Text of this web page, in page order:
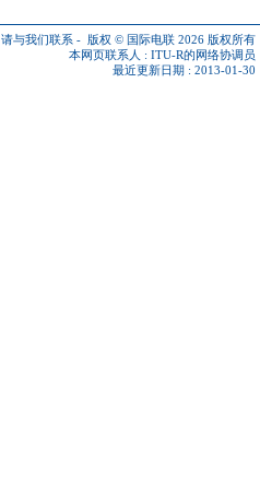
请与我们联系 - 版权 © 国际电联 2026 版权所有
本网页联系人 : ITU-R的网络协调员
最近更新日期 : 2013-01-30